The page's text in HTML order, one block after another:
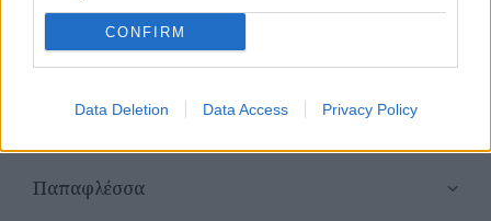
CONFIRM
Data Deletion Data Access Privacy Policy
Αγία Παρασκευή Χαρακοπιό
Παπαφλέσσα